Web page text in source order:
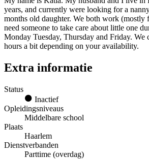
years, and currently were looking for a
months old daughter. We both work (mostly
need someone to take care about little one
Monday Tuesday, Thursday and Friday. We
hours a bit depending on your availability.
Extra informatie
Status
Inactief
Opleidingsniveaus
Middelbare school
Plaats
Haarlem
Dienstverbanden
Parttime (overdag)